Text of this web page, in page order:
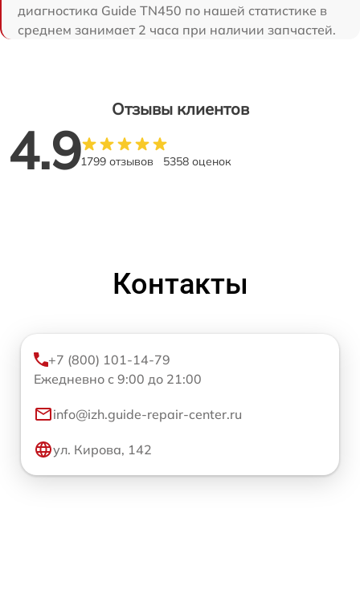
диагностика Guide TN450 по нашей статистике в
среднем занимает 2 часа при наличии запчастей.
Отзывы клиентов
4.91799 отзывов 5358 оценок
Контакты
+7 (800) 101-14-79
Ежедневно с 9:00 до 21:00
info@izh.guide-repair-center.ru
ул. Кирова, 142